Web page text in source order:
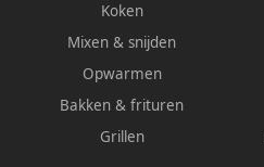
Koken
Mixen & snijden
Opwarmen
Bakken & frituren
Grillen